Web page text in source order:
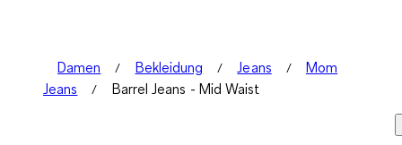
Damen Bekleidung Jeans
Mom
Jeans
Barrel Jeans - Mid Waist